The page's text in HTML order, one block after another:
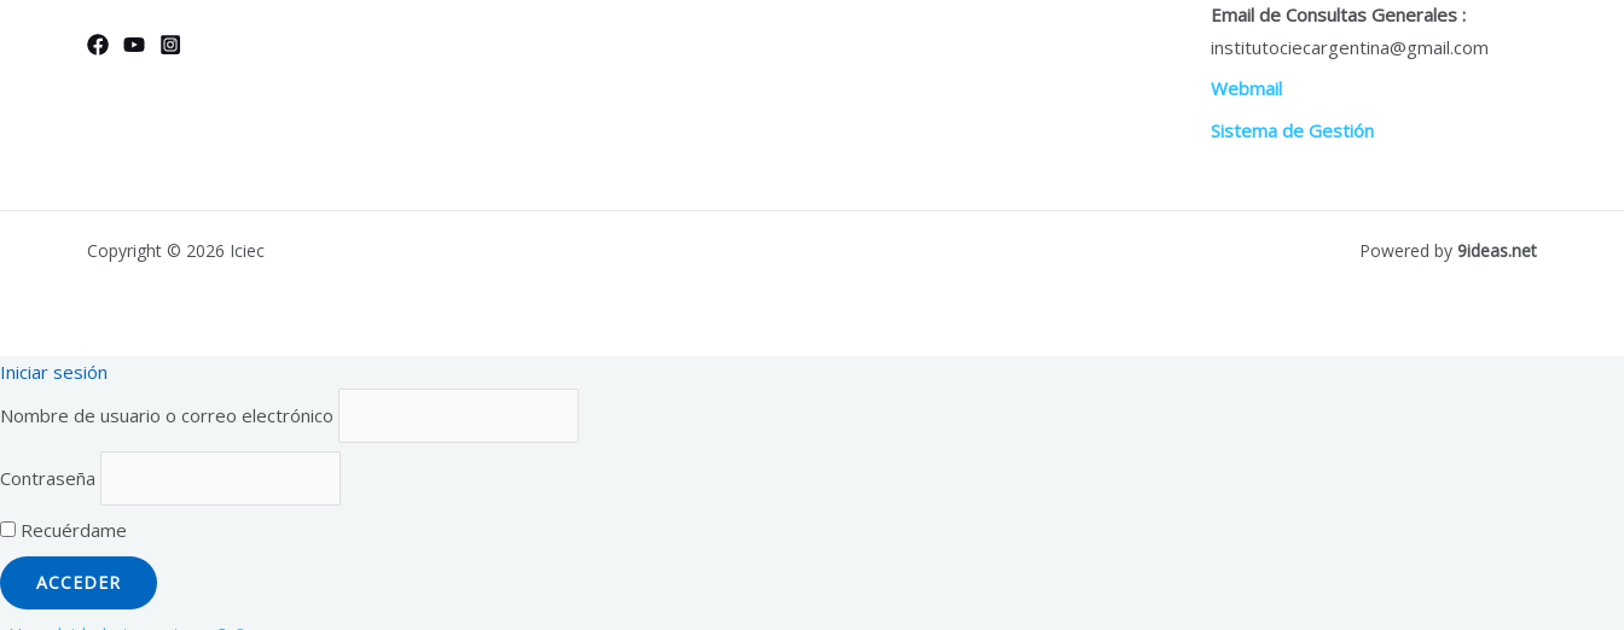
Email de Consultas Generales :
institutociecargentina@gmail.com
Webmail
Sistema de Gestión
Copyright © 2026 Iciec Powered by 9ideas.net
Iniciar sesión
Nombre de usuario o correo electrónico
Contraseña
Recuérdame